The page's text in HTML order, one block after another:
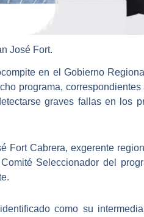
José Fort.
en el Gobierno
programa,
graves fallas en los
Fort Cabrera, exgerente
Seleccionador del
como su